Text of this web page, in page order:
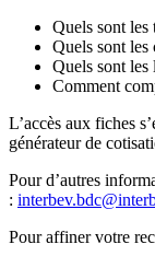
Quels sont les
Quels sont les
Quels sont
Comment
L’accès aux fiches
générateur de
Pour d’autres
:
Pour affiner votre